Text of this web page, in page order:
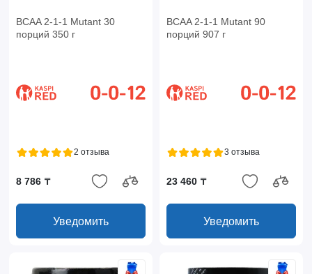
BCAA 2-1-1 Mutant 30
порций 350 г
2 отзыва
8 786 ₸
Уведомить
BCAA 2-1-1 Mutant 90
порций 907 г
3 отзыва
23 460 ₸
Уведомить